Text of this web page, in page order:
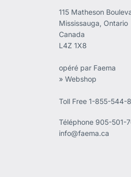
115 Matheson
Mississauga, Ontario
Canada
L4Z 1X8
opéré par Faema
» Webshop
Toll Free 1-855-544-
Téléphone 905-501-
info@faema.ca